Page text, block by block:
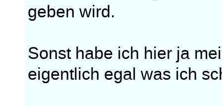
geben wird.
Sonst habe ich hier ja
eigentlich egal was ich